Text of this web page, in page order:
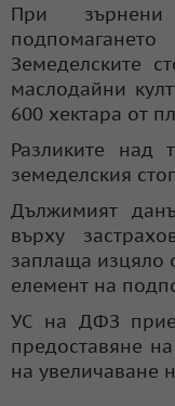
При
Земеделските
маслодайни
600 хектара от
Разликите над
земеделския
Дължимият
върху
заплаща изцяло
елемент на
УС на ДФЗ прие
предоставяне
на увеличаване